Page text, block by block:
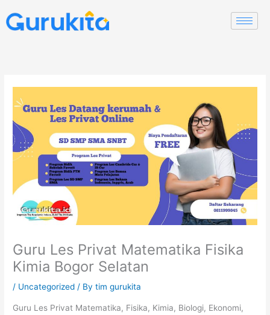
to
content
Guru Les Privat Matematika Fisika
Kimia Bogor Selatan
/ Uncategorized / Bytim gurukita
Guru Les Privat Matematika, Fisika, Kimia, Biologi, Ekonomi,